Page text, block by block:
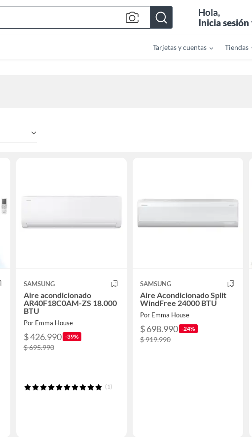
Bar
Hola,
Inicia sesión
Tarjetas y cuentas Tiendas
SAMSUNG
Aire acondicionado
AR40F18C0AM-ZS 18.000
BTU
Por Emma House
$ 426.990 -39%
$ 695.990
(1)
SAMSUNG
Aire Acondicionado Split
WindFree 24000 BTU
Por Emma House
$ 698.990 -24%
$ 919.990